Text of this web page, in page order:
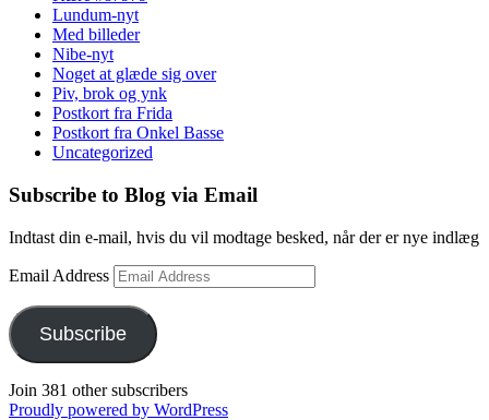
Lundum-nyt
Med billeder
Nibe-nyt
Noget at glæde sig over
Piv, brok og ynk
Postkort fra Frida
Postkort fra Onkel Basse
Uncategorized
Subscribe to Blog via Email
Indtast din e-mail, hvis du vil modtage besked, når der er nye indlæg
Email Address
Subscribe
Join 381 other subscribers
Proudly powered by WordPress